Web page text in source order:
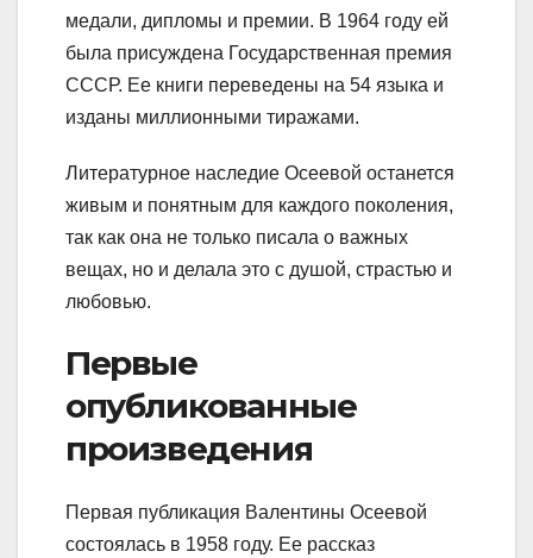
медали, дипломы и премии. В 1964 году ей
была присуждена Государственная премия
СССР. Ее книги переведены на 54 языка и
изданы миллионными тиражами.
Литературное наследие Осеевой останется
живым и понятным для каждого поколения,
так как она не только писала о важных
вещах, но и делала это с душой, страстью и
любовью.
Первые
опубликованные
произведения
Первая публикация Валентины Осеевой
состоялась в 1958 году. Ее рассказ